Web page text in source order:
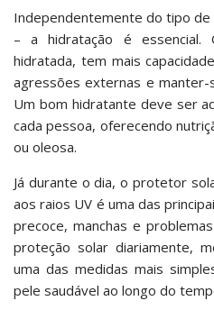
Independentemente do tipo de
– a hidratação é
hidratada, tem mais
agressões externas e manter-
Um bom hidratante deve ser
cada pessoa, oferecendo
ou oleosa.
Já durante o dia, o protetor
aos raios UV é uma das
precoce, manchas e
proteção solar diariamente,
uma das medidas mais
pele saudável ao longo do